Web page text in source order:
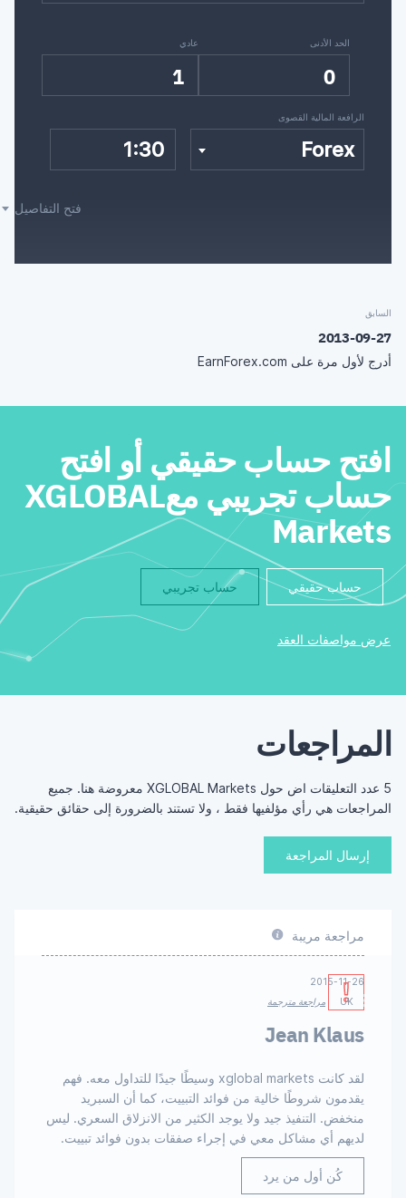
فتح التفاصيل
الحد الأدنى
0
عادي
1
الرافعة المالية القصوى
Forex
1:30
السابق
2013-09-27
أدرج لأول مرة على EarnForex.com
افتح حساب حقيقي أو افتح
حساب تجريبي معXGLOBAL
Markets
حساب حقيقي حساب تجريبي
عرض مواصفات العقد
المراجعات
5 عدد التعليقات اض حول XGLOBAL Markets معروضة هنا. جميع
المراجعات هي رأي مؤلفيها فقط ، ولا تستند بالضرورة إلى حقائق حقيقية.
إرسال المراجعة
مراجعة مريبة
2015-11-26
UK
مراجعة مترجمة
Jean Klaus
لقد كانت xglobal markets وسيطًا جيدًا للتداول معه. فهم
يقدمون شروطًا خالية من فوائد التبييت، كما أن السبريد
منخفض. التنفيذ جيد ولا يوجد الكثير من الانزلاق السعري. ليس
لديهم أي مشاكل معي في إجراء صفقات بدون فوائد تبييت.
كُن أول من يرد